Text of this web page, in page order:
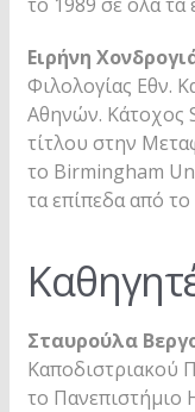
Ειρήνη
Φιλολογίας Εθν.
Αθηνών. Κάτοχος
τίτλου στην
το Birmingham
τα επίπεδα από το
Σταυρούλα
Καποδιστριακού
το Πανεπιστήμιο